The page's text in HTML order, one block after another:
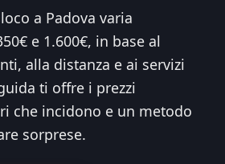
a Padova varia
e 1.600€, in base al
alla distanza e ai servizi
ti offre i prezzi
che incidono e un metodo
sorprese.